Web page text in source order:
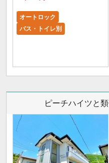
オートロック
バス・トイレ別
ピーチハイツと